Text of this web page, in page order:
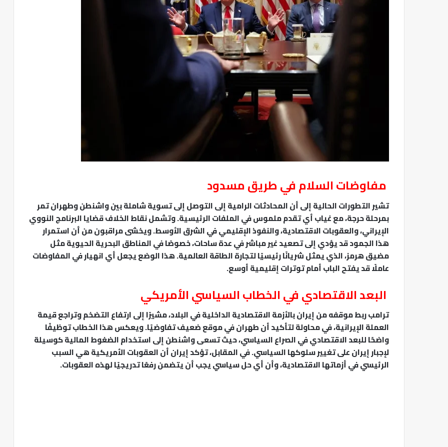
مفاوضات السلام في طريق مسدود
تشير التطورات الحالية إلى أن المحادثات الرامية إلى التوصل إلى تسوية شاملة بين واشنطن وطهران تمر
بمرحلة حرجة، مع غياب أي تقدم ملموس في الملفات الرئيسية. وتشمل نقاط الخلاف قضايا البرنامج النووي
الإيراني، والعقوبات الاقتصادية، والنفوذ الإقليمي في الشرق الأوسط. ويخشى مراقبون من أن استمرار
هذا الجمود قد يؤدي إلى تصعيد غير مباشر في عدة ساحات، خصوصًا في المناطق البحرية الحيوية مثل
مضيق هرمز، الذي يمثل شريانًا رئيسيًا لتجارة الطاقة العالمية. هذا الوضع يجعل أي انهيار في المفاوضات
عاملًا قد يفتح الباب أمام توترات إقليمية أوسع.
البعد الاقتصادي في الخطاب السياسي الأمريكي
ترامب ربط موقفه من إيران بالأزمة الاقتصادية الداخلية في البلاد، مشيرًا إلى ارتفاع التضخم وتراجع قيمة
العملة الإيرانية، في محاولة لتأكيد أن طهران في موقع ضعيف تفاوضيًا. ويعكس هذا الخطاب توظيفًا
واضحًا للبعد الاقتصادي في الصراع السياسي، حيث تسعى واشنطن إلى استخدام الضغوط المالية كوسيلة
لإجبار إيران على تغيير سلوكها السياسي. في المقابل، تؤكد إيران أن العقوبات الأمريكية هي السبب
الرئيسي في أزماتها الاقتصادية، وأن أي حل سياسي يجب أن يتضمن رفعًا تدريجيًا لهذه العقوبات.